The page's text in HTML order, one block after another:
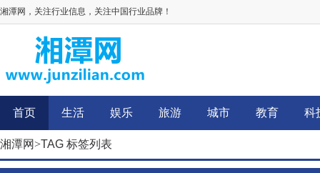
湘潭网，关注行业信息，关注中国行业品牌！
首页 生活 娱乐 旅游 城市 教育 科
湘潭网>TAG 标签列表